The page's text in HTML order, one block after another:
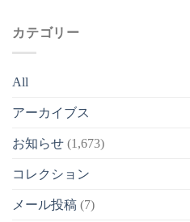
カテゴリー
All
アーカイブス
お知らせ (1,673)
コレクション
メール投稿 (7)